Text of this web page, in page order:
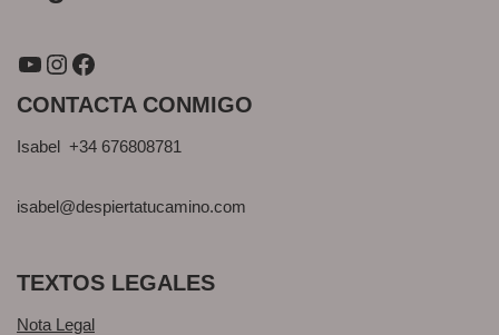
CONTACTA CONMIGO
Isabel +34 676808781
isabel@despiertatucamino.com
TEXTOS LEGALES
Nota Legal